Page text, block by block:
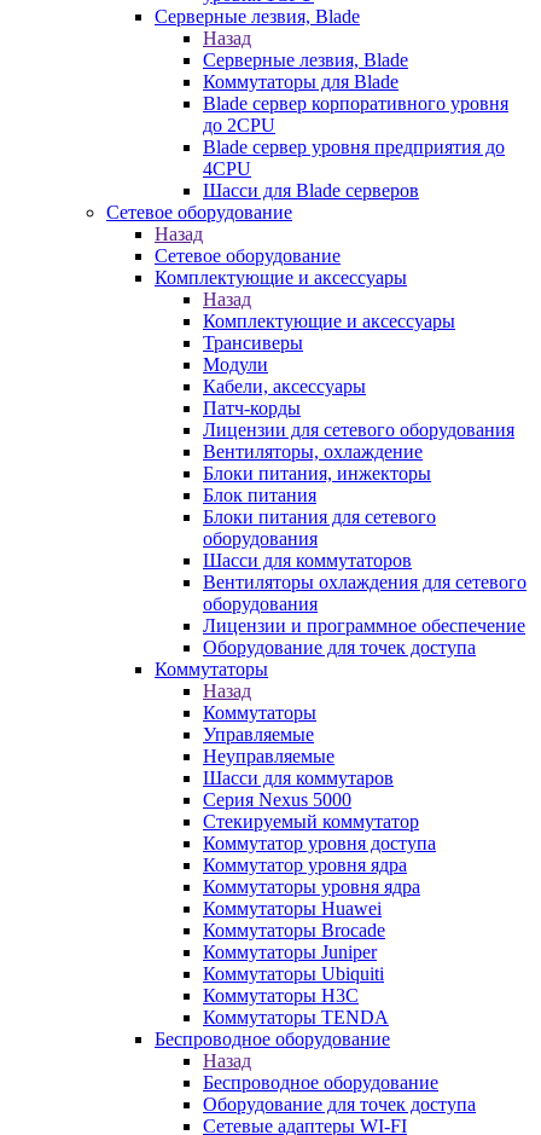
Серверные лезвия, Blade
Назад
Серверные лезвия, Blade
Коммутаторы для Blade
Blade сервер корпоративного уровня
до 2CPU
Blade сервер уровня предприятия до
4CPU
Шасси для Blade серверов
Сетевое оборудование
Назад
Сетевое оборудование
Комплектующие и аксессуары
Назад
Комплектующие и аксессуары
Трансиверы
Модули
Кабели, аксессуары
Патч-корды
Лицензии для сетевого оборудования
Вентиляторы, охлаждение
Блоки питания, инжекторы
Блок питания
Блоки питания для сетевого
оборудования
Шасси для коммутаторов
Вентиляторы охлаждения для сетевого
оборудования
Лицензии и программное обеспечение
Оборудование для точек доступа
Коммутаторы
Назад
Коммутаторы
Управляемые
Неуправляемые
Шасси для коммутаров
Серия Nexus 5000
Стекируемый коммутатор
Коммутатор уровня доступа
Коммутатор уровня ядра
Коммутаторы уровня ядра
Коммутаторы Huawei
Коммутаторы Brocade
Коммутаторы Juniper
Коммутаторы Ubiquiti
Коммутаторы H3C
Коммутаторы TENDA
Беспроводное оборудование
Назад
Беспроводное оборудование
Оборудование для точек доступа
Сетевые адаптеры WI-FI